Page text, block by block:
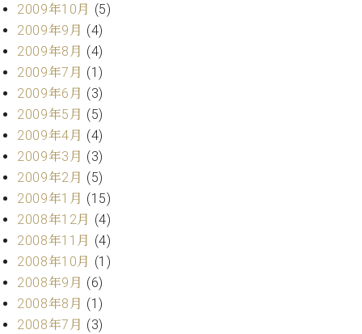
2009年10月 (5)
2009年9月 (4)
2009年8月 (4)
2009年7月 (1)
2009年6月 (3)
2009年5月 (5)
2009年4月 (4)
2009年3月 (3)
2009年2月 (5)
2009年1月 (15)
2008年12月 (4)
2008年11月 (4)
2008年10月 (1)
2008年9月 (6)
2008年8月 (1)
2008年7月 (3)